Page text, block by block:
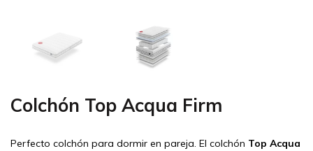
Colchón Top Acqua Firm
Perfecto colchón para dormir en pareja. El colchón Top Acqua